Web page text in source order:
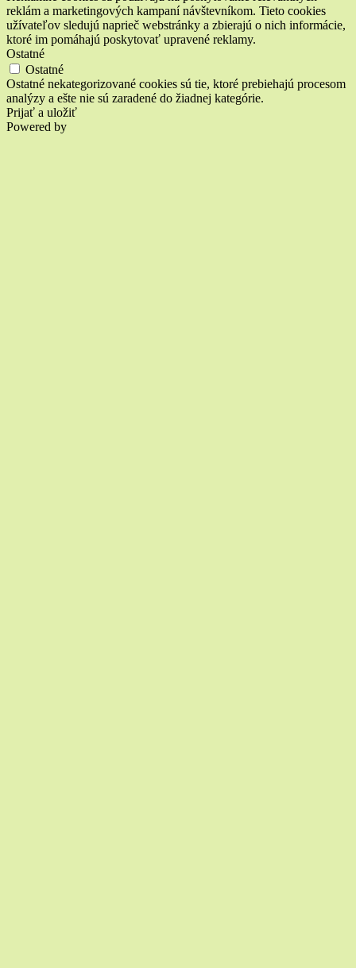
reklám a marketingových kampaní návštevníkom. Tieto cookies
užívateľov sledujú naprieč webstránky a zbierajú o nich informácie,
ktoré im pomáhajú poskytovať upravené reklamy.
Ostatné
Ostatné
Ostatné nekategorizované cookies sú tie, ktoré prebiehajú procesom
analýzy a ešte nie sú zaradené do žiadnej kategórie.
Prijať a uložiť
Powered by